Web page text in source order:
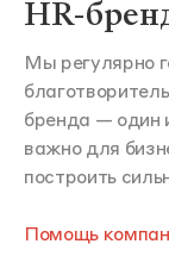
HR-
Мы регулярно
бренда — один
важно для
построить
Помощь